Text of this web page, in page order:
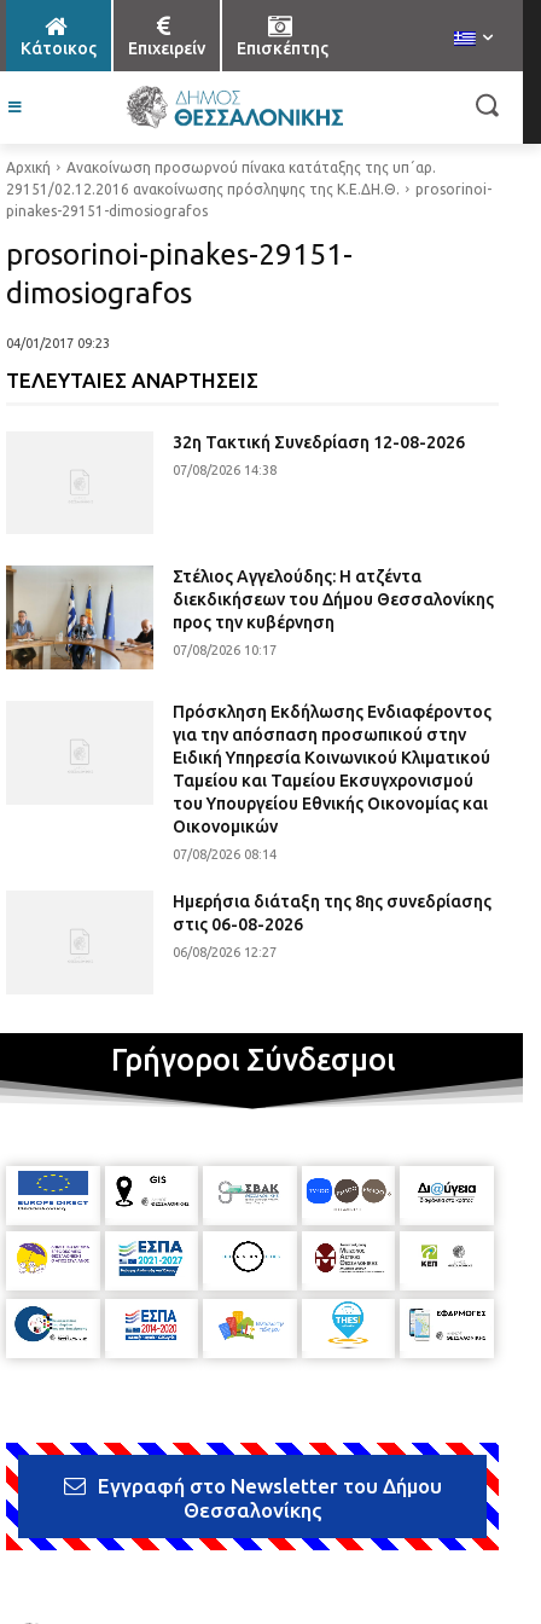
Κάτοικος Επιχειρείν Επισκέπτης
Αρχική
Ανακοίνωση προσωρνού πίνακα κατάταξης της υπ΄αρ.
29151/02.12.2016 ανακοίνωσης πρόσληψης της Κ.Ε.ΔΗ.Θ.
prosorinoi-
pinakes-29151-dimosiografos
prosorinoi-pinakes-29151-
dimosiografos
04/01/2017 09:23
ΤΕΛΕΥΤΑΙΕΣ ΑΝΑΡΤΗΣΕΙΣ
32η Τακτική Συνεδρίαση 12-08-2026
07/08/2026 14:38
Στέλιος Αγγελούδης: Η ατζέντα
διεκδικήσεων του Δήμου Θεσσαλονίκης
προς την κυβέρνηση
07/08/2026 10:17
Πρόσκληση Εκδήλωσης Ενδιαφέροντος
για την απόσπαση προσωπικού στην
Ειδική Υπηρεσία Κοινωνικού Κλιματικού
Ταμείου και Ταμείου Εκσυγχρονισμού
του Υπουργείου Εθνικής Οικονομίας και
Οικονομικών
07/08/2026 08:14
Ημερήσια διάταξη της 8ης συνεδρίασης
στις 06-08-2026
06/08/2026 12:27
Γρήγοροι Σύνδεσμοι
Εγγραφή στο Newsletter του Δήμου
Θεσσαλονίκης